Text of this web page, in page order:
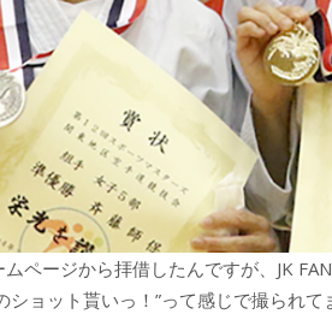
ムページから拝借したんですが、JK
ショット貰いっ！”って感じで撮られて